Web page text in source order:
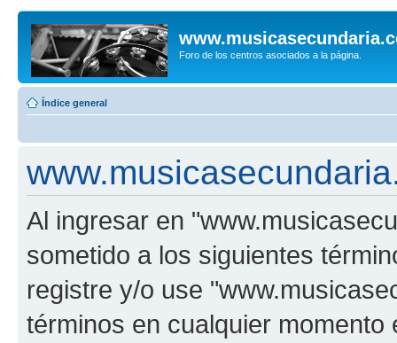
Foro de los centros asociados a la página.
Índice general
Al ingresar en
sometido a los siguientes
registre y/o use
términos en cualquier